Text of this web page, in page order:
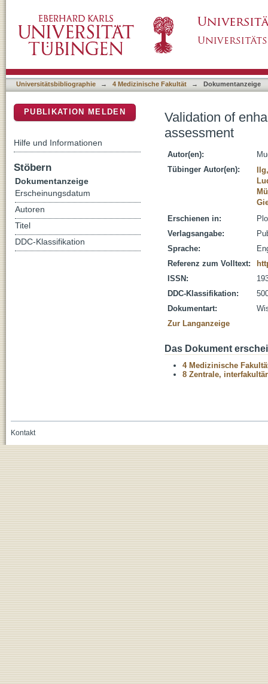
Universitätsbibliographie → 4 Medizinische Fakultät → Dokumentanzeige
Validation of
assessment
Autor(en):
Tübinger Autor(en):
Erschienen in:
Verlagsangabe:
Sprache:
Referenz zum Volltext:
ISSN:
DDC-Klassifikation:
Dokumentart:
Zur Langanzeige
Das Dokument
4 Medizinische
8 Zentrale,
PUBLIKATION MELDEN
Hilfe und Informationen
Stöbern
Dokumentanzeige
Erscheinungsdatum
Autoren
Titel
DDC-Klassifikation
Kontakt